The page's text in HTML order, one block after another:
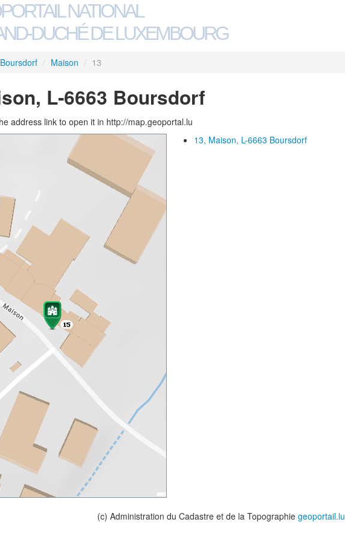
NATIONAL
DUCHÉ DE LUXEMBOURG
Boursdorf / Maison / 13
L-6663 Boursdorf
address link to open it in http://map.geoportal.lu
13, Maison, L-6663 Boursdorf
(c) Administration du Cadastre et de la Topographie geoportail.lu